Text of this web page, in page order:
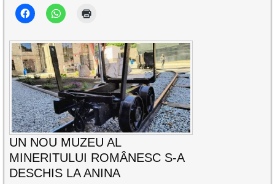
UN NOU MUZEU AL
MINERITULUI ROMÂNESC S-A
DESCHIS LA ANINA